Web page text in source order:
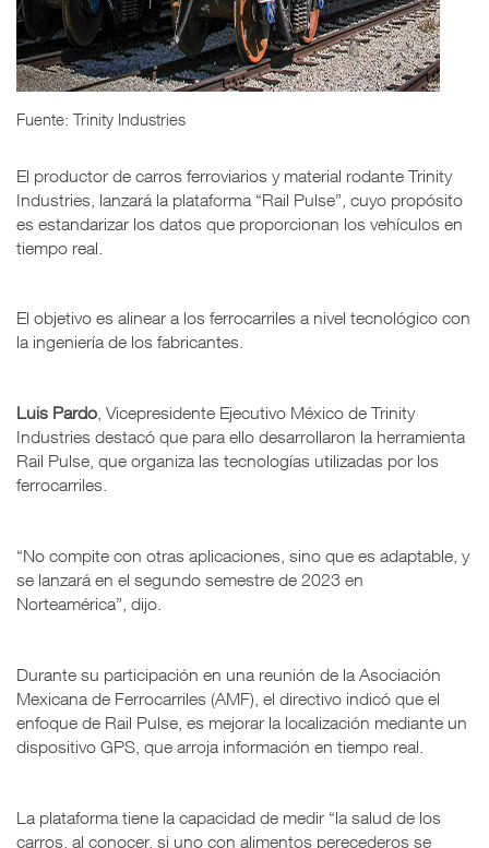
Fuente: Trinity Industries
El productor de carros ferroviarios y material rodante Trinity
Industries, lanzará la plataforma “Rail Pulse”, cuyo propósito
es estandarizar los datos que proporcionan los vehículos en
tiempo real.
El objetivo es alinear a los ferrocarriles a nivel tecnológico con
la ingeniería de los fabricantes.
Luis Pardo , Vicepresidente Ejecutivo México de Trinity
Industries destacó que para ello desarrollaron la herramienta
Rail Pulse, que organiza las tecnologías utilizadas por los
ferrocarriles.
“No compite con otras aplicaciones, sino que es adaptable, y
se lanzará en el segundo semestre de 2023 en
Norteamérica”, dijo.
Durante su participación en una reunión de la Asociación
Mexicana de Ferrocarriles (AMF), el directivo indicó que el
enfoque de Rail Pulse, es mejorar la localización mediante un
dispositivo GPS, que arroja información en tiempo real.
La plataforma tiene la capacidad de medir “la salud de los
carros, al conocer, si uno con alimentos perecederos se